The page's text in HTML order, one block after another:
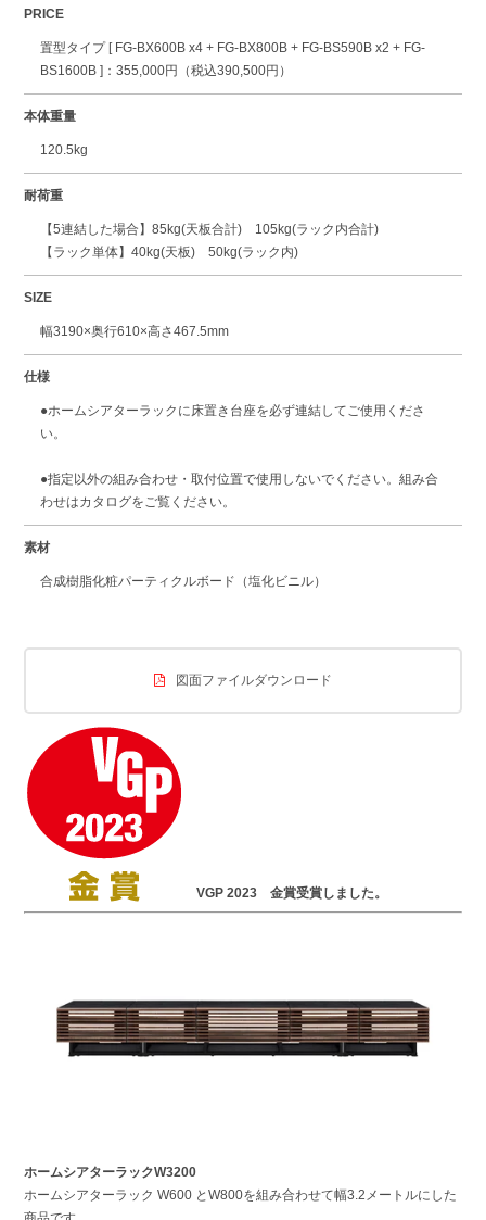
PRICE
置型タイプ [ FG-BX600B x4 + FG-BX800B + FG-BS590B x2 + FG-
BS1600B ]：355,000円（税込390,500円）
本体重量
120.5kg
耐荷重
【5連結した場合】85kg(天板合計) 105kg(ラック内合計)
【ラック単体】40kg(天板) 50kg(ラック内)
SIZE
幅3190×奥行610×高さ467.5mm
仕様
●ホームシアターラックに床置き台座を必ず連結してご使用くださ
い。
●指定以外の組み合わせ・取付位置で使用しないでください。組み合
わせはカタログをご覧ください。
素材
合成樹脂化粧パーティクルボード（塩化ビニル）
図面ファイルダウンロード
VGP 2023 金賞受賞しました。
ホームシアターラックW3200
ホームシアターラック W600 とW800を組み合わせて幅3.2メートルにした